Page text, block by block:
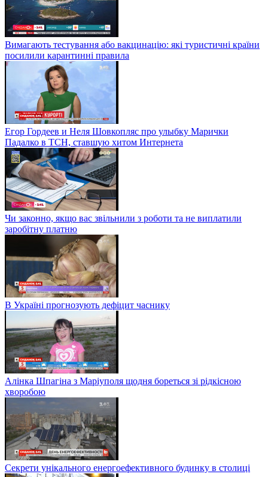
Вимагають тестування або вакцинацію: які туристичні країни
посилили карантинні правила
Егор Гордеев и Неля Шовкопляс про улыбку Марички
Падалко в ТСН, ставшую хитом Интернета
Чи законно, якщо вас звільнили з роботи та не виплатили
заробітну платню
В Україні прогнозують дефіцит часнику
Алінка Шпагіна з Маріуполя щодня бореться зі рідкісною
хворобою
Секрети унікального енергоефективного будинку в столиці